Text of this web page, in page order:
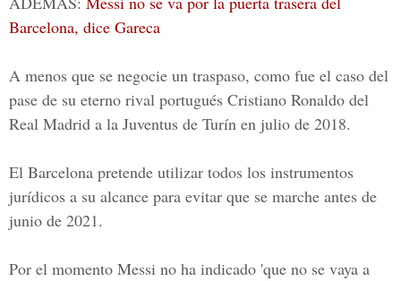
Barcelona, dice Gareca
A menos que se negocie un traspaso, como fue el caso del
pase de su eterno rival portugués Cristiano Ronaldo del
Real Madrid a la Juventus de Turín en julio de 2018.
El Barcelona pretende utilizar todos los instrumentos
jurídicos a su alcance para evitar que se marche antes de
junio de 2021.
Por el momento Messi no ha indicado 'que no se vaya a